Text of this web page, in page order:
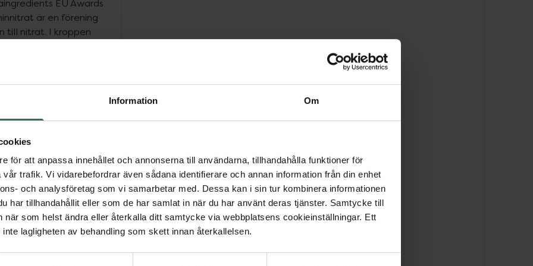
Information Om
för att anpassa innehållet och annonserna till användarna, tillhandahålla funktioner för
trafik. Vi vidarebefordrar även sådana identifierare och annan information från din enhet
och analysföretag som vi samarbetar med. Dessa kan i sin tur kombinera informationen
har tillhandahållit eller som de har samlat in när du har använt deras tjänster. Samtycke till
när som helst ändra eller återkalla ditt samtycke via webbplatsens cookieinställningar. Ett
lagligheten av behandling som skett innan återkallelsen.
EU Awards
är en förening
till nitrat. I kroppen
till
signalmolekyl i
celler.Nitrat
och hög
Synergy ger 200-400
par timmar före
källa till vitamin
europeiskt ursprung
till att bibehålla
normala funktion
veganskt certifierad
tillverkad i Sverige av
som tar fram
och
av metall. Glas
fullständigt skydd